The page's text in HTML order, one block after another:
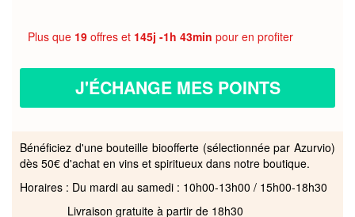
Plus que 19 offres et 145j -1h 43min pour en profiter
J'ÉCHANGE MES POINTS
Bénéficiez d'une bouteille bioofferte (sélectionnée par Azurvio)
dès 50€ d'achat en vins et spiritueux dans notre boutique.
Horaires : Du mardi au samedi : 10h00-13h00 / 15h00-18h30
Livraison gratuite à partir de 18h30